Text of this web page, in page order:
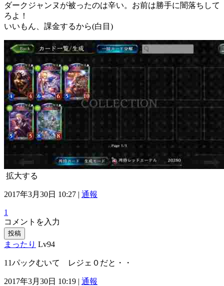
ダークジャンヌが被ったのは辛い。お前は勝手に闇落ちして
ろよ！
いいもん、課金するから(白目)
拡大する
2017年3月30日 10:27 | 通報
1
コメントを入力
投稿
まったり Lv94
11パックむいて レジェ０だと・・
2017年3月30日 10:19 | 通報